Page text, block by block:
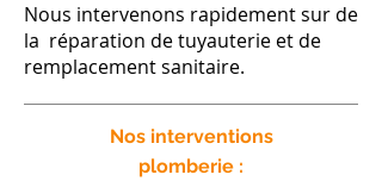
Nous intervenons rapidement sur de
la réparation de tuyauterie et de
remplacement sanitaire.
Nos interventions
plomberie :